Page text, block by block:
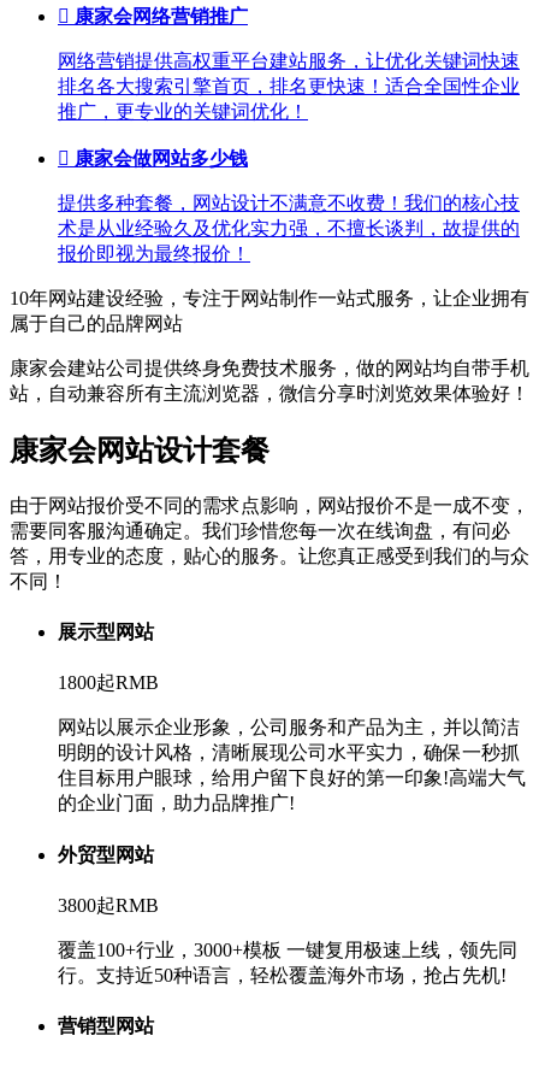
 康家会网络营销推广
网络营销提供高权重平台建站服务，让优化关键词快速
排名各大搜索引擎首页，排名更快速！适合全国性企业
推广，更专业的关键词优化！
 康家会做网站多少钱
提供多种套餐，网站设计不满意不收费！我们的核心技
术是从业经验久及优化实力强，不擅长谈判，故提供的
报价即视为最终报价！
10年网站建设经验，专注于网站制作一站式服务，让企业拥有
属于自己的品牌网站
康家会建站公司提供终身免费技术服务，做的网站均自带手机
站，自动兼容所有主流浏览器，微信分享时浏览效果体验好！
康家会网站设计套餐
由于网站报价受不同的需求点影响，网站报价不是一成不变，
需要同客服沟通确定。我们珍惜您每一次在线询盘，有问必
答，用专业的态度，贴心的服务。让您真正感受到我们的与众
不同！
展示型网站
1800起RMB
网站以展示企业形象，公司服务和产品为主，并以简洁
明朗的设计风格，清晰展现公司水平实力，确保一秒抓
住目标用户眼球，给用户留下良好的第一印象!高端大气
的企业门面，助力品牌推广!
外贸型网站
3800起RMB
覆盖100+行业，3000+模板 一键复用极速上线，领先同
行。支持近50种语言，轻松覆盖海外市场，抢占先机!
营销型网站